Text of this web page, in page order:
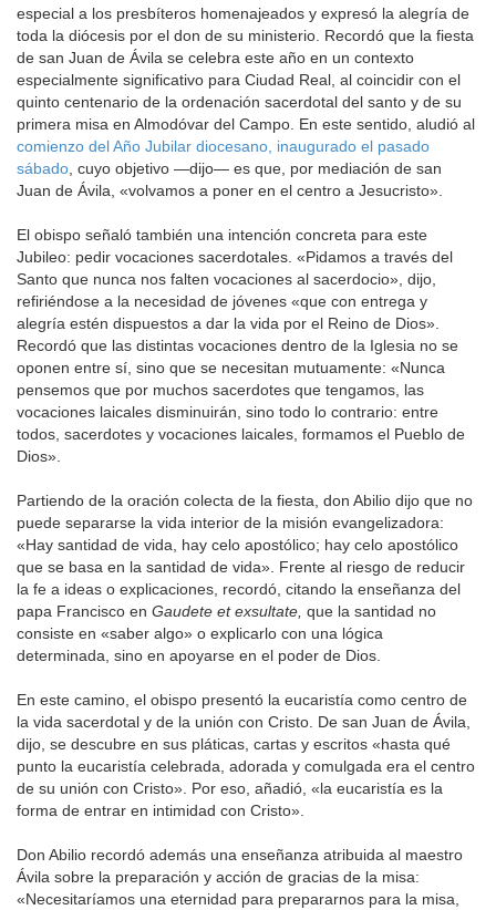
especial a los presbíteros homenajeados y expresó la alegría de
toda la diócesis por el don de su ministerio. Recordó que la fiesta
de san Juan de Ávila se celebra este año en un contexto
especialmente significativo para Ciudad Real, al coincidir con el
quinto centenario de la ordenación sacerdotal del santo y de su
primera misa en Almodóvar del Campo. En este sentido, aludió al
comienzo del Año Jubilar diocesano, inaugurado el pasado
sábado , cuyo objetivo —dijo— es que, por mediación de san
Juan de Ávila, «volvamos a poner en el centro a Jesucristo».
El obispo señaló también una intención concreta para este
Jubileo: pedir vocaciones sacerdotales. «Pidamos a través del
Santo que nunca nos falten vocaciones al sacerdocio», dijo,
refiriéndose a la necesidad de jóvenes «que con entrega y
alegría estén dispuestos a dar la vida por el Reino de Dios».
Recordó que las distintas vocaciones dentro de la Iglesia no se
oponen entre sí, sino que se necesitan mutuamente: «Nunca
pensemos que por muchos sacerdotes que tengamos, las
vocaciones laicales disminuirán, sino todo lo contrario: entre
todos, sacerdotes y vocaciones laicales, formamos el Pueblo de
Dios».
Partiendo de la oración colecta de la fiesta, don Abilio dijo que no
puede separarse la vida interior de la misión evangelizadora:
«Hay santidad de vida, hay celo apostólico; hay celo apostólico
que se basa en la santidad de vida». Frente al riesgo de reducir
la fe a ideas o explicaciones, recordó, citando la enseñanza del
papa Francisco en Gaudete et exsultate, que la santidad no
consiste en «saber algo» o explicarlo con una lógica
determinada, sino en apoyarse en el poder de Dios.
En este camino, el obispo presentó la eucaristía como centro de
la vida sacerdotal y de la unión con Cristo. De san Juan de Ávila,
dijo, se descubre en sus pláticas, cartas y escritos «hasta qué
punto la eucaristía celebrada, adorada y comulgada era el centro
de su unión con Cristo». Por eso, añadió, «la eucaristía es la
forma de entrar en intimidad con Cristo».
Don Abilio recordó además una enseñanza atribuida al maestro
Ávila sobre la preparación y acción de gracias de la misa:
«Necesitaríamos una eternidad para prepararnos para la misa,